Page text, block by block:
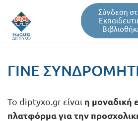
Σύνδεση
Εκπαιδευτική Βιβλιοθήκη
ΓΊΝΕ
Το diptyxo.gr είναι η μοναδική
πλατφόρμα για την